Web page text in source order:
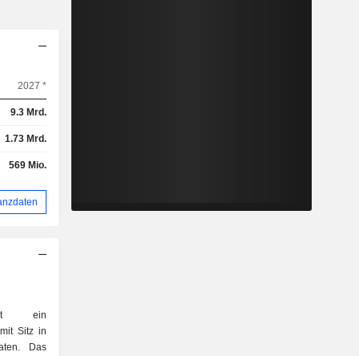
2027 *
9.3 Mrd.
1.73 Mrd.
569 Mio.
ein
Sitz in
Das